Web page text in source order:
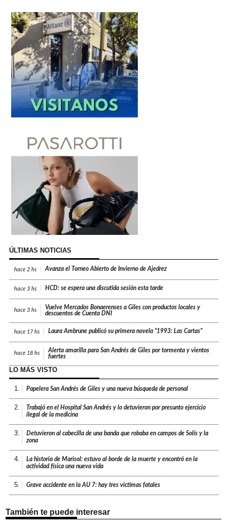
ÚLTIMAS NOTICIAS
hace 2 hs Avanza el Torneo Abierto de Invierno de Ajedrez
hace 3 hs HCD: se espera una discutida sesión esta tarde
hace 3 hs
Vuelve Mercados Bonaerenses a Giles con productos locales y
descuentos de Cuenta DNI
hace 17 hs Laura Ambrune publicó su primera novela “1993: Las Cartas”
hace 18 hs
Alerta amarilla para San Andrés de Giles por tormenta y vientos
fuertes
LO MÁS VISTO
1. Papelera San Andrés de Giles y una nueva búsqueda de personal
2.
Trabajó en el Hospital San Andrés y lo detuvieron por presunto ejercicio
ilegal de la medicina
3.
Detuvieron al cabecilla de una banda que robaba en campos de Solís y la
zona
4.
La historia de Marisol: estuvo al borde de la muerte y encontró en la
actividad física una nueva vida
5. Grave accidente en la AU 7: hay tres víctimas fatales
También te puede interesar